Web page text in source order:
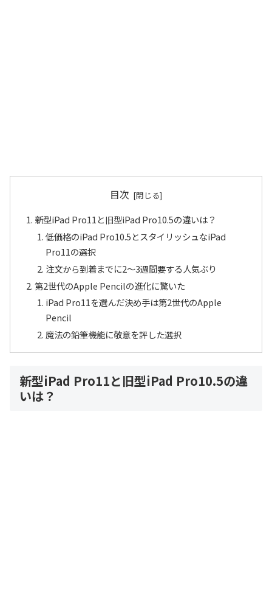
目次
新型iPad Pro11と旧型iPad Pro10.5の違いは？
低価格のiPad Pro10.5とスタイリッシュなiPad
Pro11の選択
注文から到着までに2〜3週間要する人気ぶり
第2世代のApple Pencilの進化に驚いた
iPad Pro11を選んだ決め手は第2世代のApple
Pencil
魔法の鉛筆機能に敬意を評した選択
新型iPad Pro11と旧型iPad Pro10.5の違
いは？